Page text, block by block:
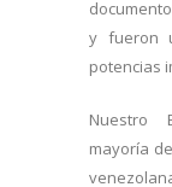
y fueron
potencias
Nuestro
mayoría